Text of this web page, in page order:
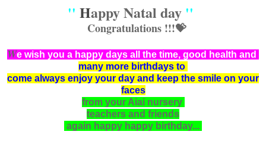
'' Happy Natal day ''
Congratulations !!!💝
We wish you a happy days all the time, good health and
many more birthdays to
come always enjoy your day and keep the smile on your
faces
from your Aiai nursery
teachers and friends
again happy happy birthday...